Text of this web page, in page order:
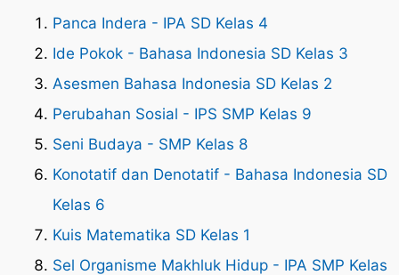
Panca Indera - IPA SD Kelas 4
Ide Pokok - Bahasa Indonesia SD Kelas 3
Asesmen Bahasa Indonesia SD Kelas 2
Perubahan Sosial - IPS SMP Kelas 9
Seni Budaya - SMP Kelas 8
Konotatif dan Denotatif - Bahasa Indonesia SD
Kelas 6
Kuis Matematika SD Kelas 1
Sel Organisme Makhluk Hidup - IPA SMP Kelas